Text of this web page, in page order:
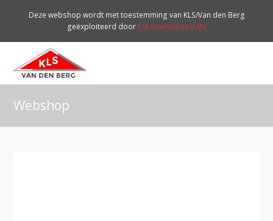
Deze webshop wordt met toestemming van KLS/Van den Berg
geëxploiteerd door ESE International BV
Webshop